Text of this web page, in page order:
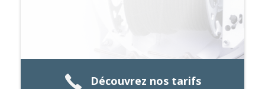
Découvrez nos tarifs